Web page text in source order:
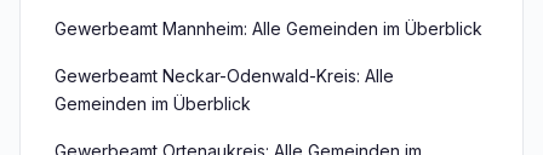
Gewerbeamt Mannheim: Alle Gemeinden im Überblick
Gewerbeamt Neckar-Odenwald-Kreis: Alle
Gemeinden im Überblick
Gewerbeamt Ortenaukreis: Alle Gemeinden im